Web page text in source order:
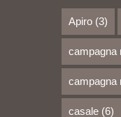
Apiro(3)
campagna
campagna
casale(6)